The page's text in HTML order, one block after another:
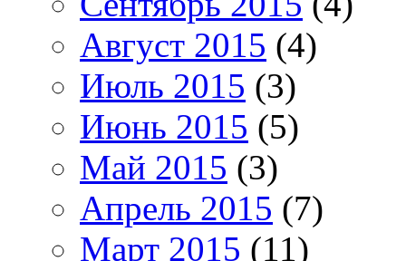
Август 2015 (4)
Июль 2015 (3)
Июнь 2015 (5)
Май 2015 (3)
Апрель 2015 (7)
Март 2015 (11)